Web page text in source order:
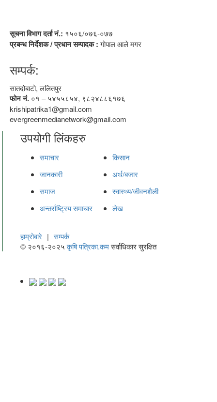
सूचना विभाग दर्ता नं.: १५०६/०७६-०७७
प्रबन्ध निर्देशक / प्रधान सम्पादक :गोपाल आले मगर
सम्पर्क:
सातदोबाटो, ललितपुर
फोन नं. ०१ – ५४५५८५४, ९८२४८८६१७६
krishipatrika1@gmail.com
evergreenmedianetwork@gmail.com
उपयोगी लिंकहरु
समाचार
किसान
जानकारी
अर्थ/बजार
समाज
स्वास्थ्य/जीवनशैली
अन्तर्राष्ट्रिय समाचार
लेख
हाम्रोबारे | सम्पर्क
© २०१६-२०२५कृषि पत्रिका.कमसर्वाधिकार सुरक्षित